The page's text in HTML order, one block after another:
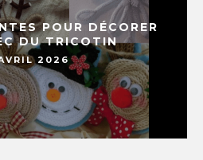
POUR DÉCORER
DU TRICOTIN
2026